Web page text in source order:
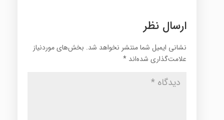
ارسال نظر
نشانی ایمیل شما منتشر نخواهد شد. بخش‌های موردنیاز
علامت‌گذاری شده‌اند *